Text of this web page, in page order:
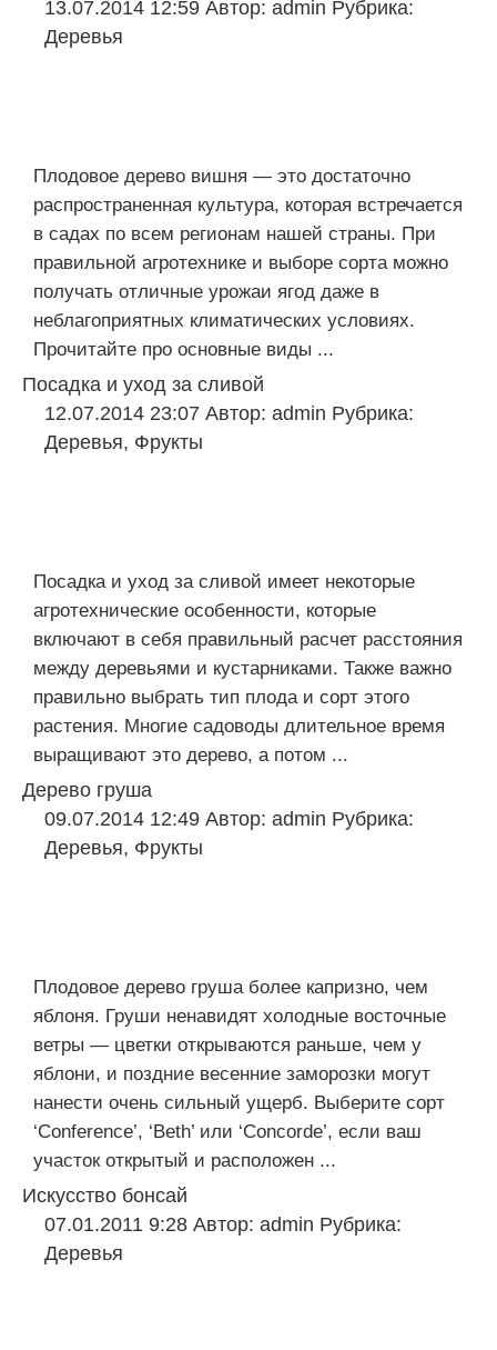
13.07.2014 12:59 Автор: admin Рубрика:
Деревья
Плодовое дерево вишня — это достаточно
распространенная культура, которая встречается
в садах по всем регионам нашей страны. При
правильной агротехнике и выборе сорта можно
получать отличные урожаи ягод даже в
неблагоприятных климатических условиях.
Прочитайте про основные виды ...
Посадка и уход за сливой
12.07.2014 23:07 Автор: admin Рубрика:
Деревья, Фрукты
Посадка и уход за сливой имеет некоторые
агротехнические особенности, которые
включают в себя правильный расчет расстояния
между деревьями и кустарниками. Также важно
правильно выбрать тип плода и сорт этого
растения. Многие садоводы длительное время
выращивают это дерево, а потом ...
Дерево груша
09.07.2014 12:49 Автор: admin Рубрика:
Деревья, Фрукты
Плодовое дерево груша более капризно, чем
яблоня. Груши ненавидят холодные восточные
ветры — цветки открываются раньше, чем у
яблони, и поздние весенние заморозки могут
нанести очень сильный ущерб. Выберите сорт
‘Conference’, ‘Beth’ или ‘Concorde’, если ваш
участок открытый и расположен ...
Искусство бонсай
07.01.2011 9:28 Автор: admin Рубрика:
Деревья